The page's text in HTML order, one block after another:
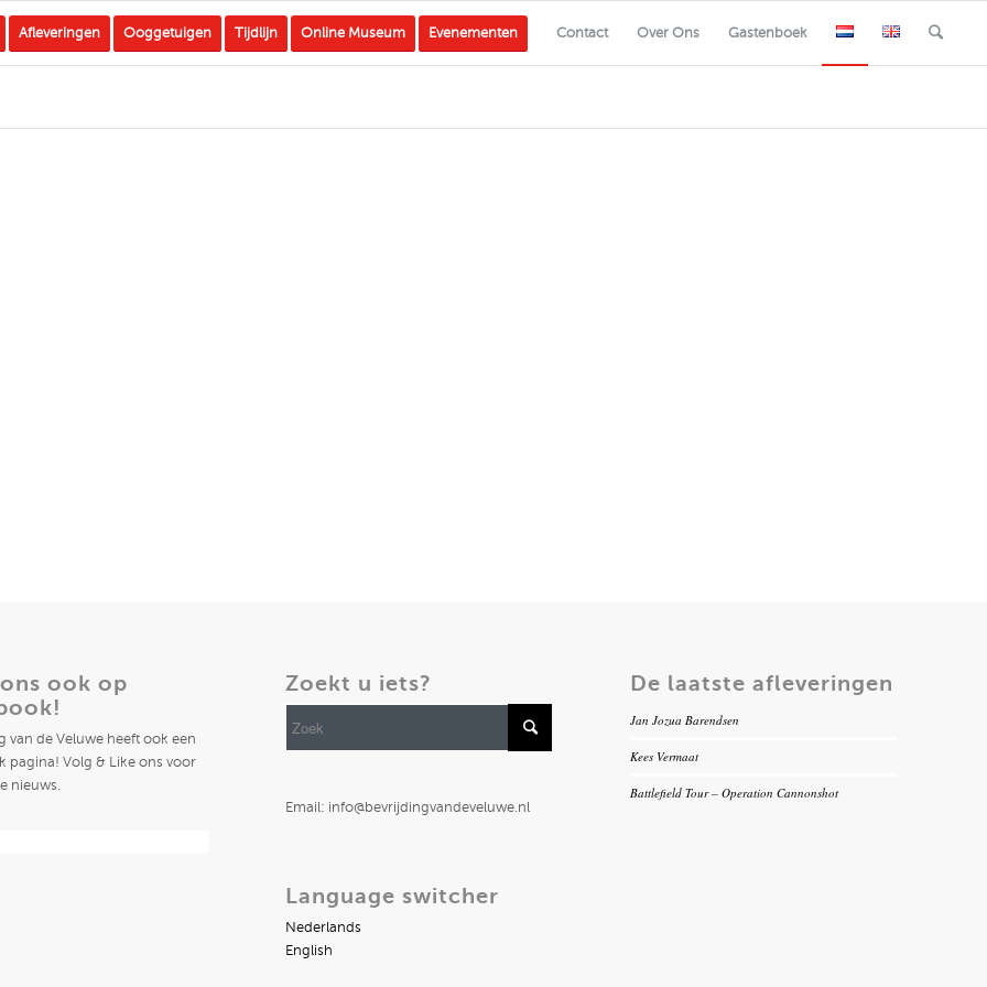
Afleveringen Ooggetuigen Tijdlijn Online Museum Evenementen Contact Over Ons Gastenboek
ook op
van de Veluwe heeft ook een
pagina! Volg & Like ons voor
nieuws.
Zoekt u iets?
Email: info@bevrijdingvandeveluwe.nl
Language switcher
Nederlands
English
De laatste afleveringen
Jan Jozua Barendsen
Kees Vermaat
Battlefield Tour – Operation Cannonshot